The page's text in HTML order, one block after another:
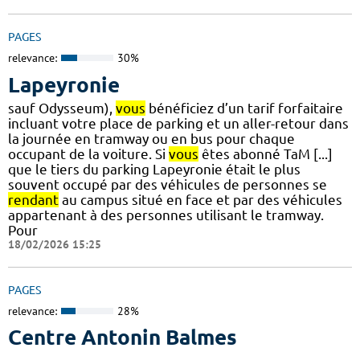
PAGES
relevance: 30%
Lapeyronie
sauf Odysseum), vous bénéficiez d’un tarif forfaitaire
incluant votre place de parking et un aller-retour dans
la journée en tramway ou en bus pour chaque
occupant de la voiture. Si vous êtes abonné TaM [...]
que le tiers du parking Lapeyronie était le plus
souvent occupé par des véhicules de personnes se
rendant au campus situé en face et par des véhicules
appartenant à des personnes utilisant le tramway.
Pour
18/02/2026 15:25
PAGES
relevance: 28%
Centre Antonin Balmes